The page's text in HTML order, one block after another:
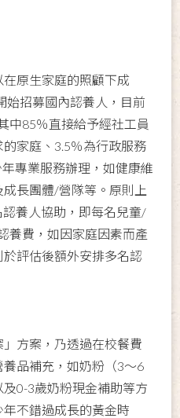
原生家庭的照顧下成
始招募國內認養人，目前
中85％直接給予經社工員
家庭、3.5％為行政服務
專業服務辦理，如健康維
長團體/營隊等。原則上
養人協助，即每名兒童/
養費，如因家庭因素而產
評估後額外安排多名認
方案，乃透過在校餐費
品補充，如奶粉（3～6
0-3歲奶粉現金補助等方
不錯過成長的黃金時